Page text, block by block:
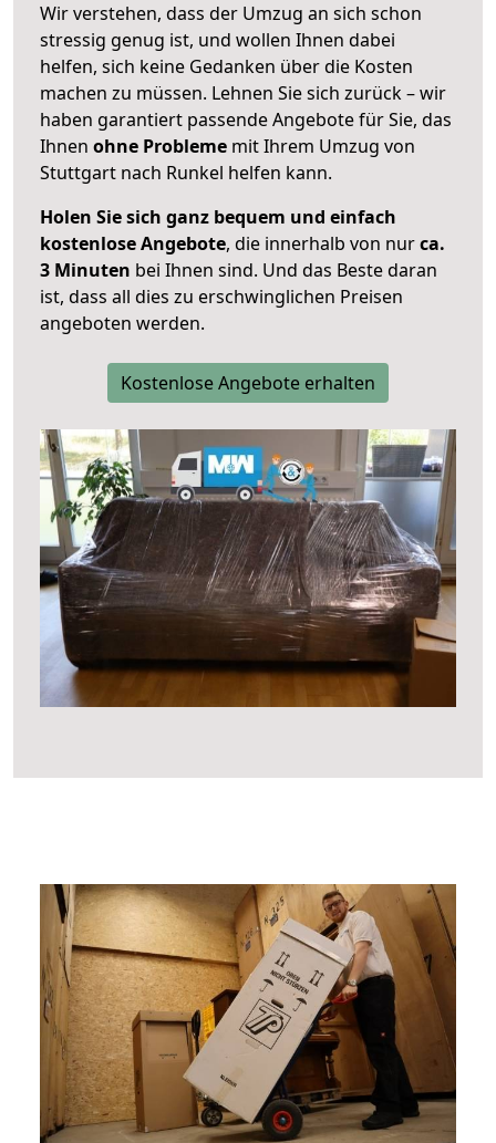
Wir verstehen, dass der Umzug an sich schon
stressig genug ist, und wollen Ihnen dabei
helfen, sich keine Gedanken über die Kosten
machen zu müssen. Lehnen Sie sich zurück – wir
haben garantiert passende Angebote für Sie, das
Ihnen ohne Probleme mit Ihrem Umzug von
Stuttgart nach Runkel helfen kann.
Holen Sie sich ganz bequem und einfach
kostenlose Angebote, die innerhalb von nurca.
3 Minuten bei Ihnen sind. Und das Beste daran
ist, dass all dies zu erschwinglichen Preisen
angeboten werden.
Kostenlose Angebote erhalten